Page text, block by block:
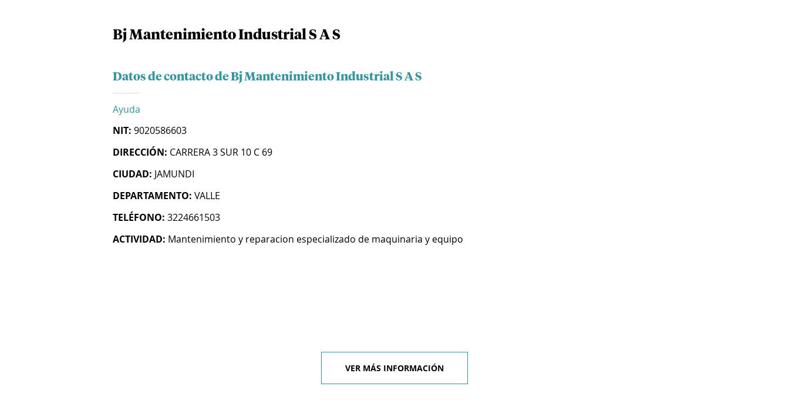
Bj Mantenimiento Industrial S A S
Datos de contacto de Bj Mantenimiento Industrial S A S
Ayuda
NIT: 9020586603
DIRECCIÓN: CARRERA 3 SUR 10 C 69
CIUDAD: JAMUNDI
DEPARTAMENTO: VALLE
TELÉFONO: 3224661503
ACTIVIDAD: Mantenimiento y reparacion especializado de maquinaria y equipo
VER MÁS INFORMACIÓN